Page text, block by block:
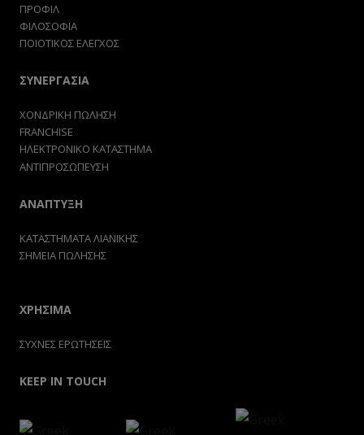
ΠΡΟΦΙΛ
ΦΙΛΟΣΟΦΙΑ
ΠΟΙΟΤΙΚΟΣ ΕΛΕΓΧΟΣ
ΣΥΝΕΡΓΑΣΙΑ
ΧΟΝΔΡΙΚΗ ΠΩΛΗΣΗ
FRANCHISE
ΗΛΕΚΤΡΟΝΙΚΟ ΚΑΤΑΣΤΗΜΑ
ΑΝΤΙΠΡΟΣΩΠΕΥΣΗ
ΑΝΑΠΤΥΞΗ
ΚΑΤΑΣΤΗΜΑΤΑ ΛΙΑΝΙΚΗΣ
ΣΗΜΕΙΑ ΠΩΛΗΣΗΣ
ΧΡΗΣΙΜΑ
ΣΥΧΝΕΣ ΕΡΩΤΗΣΕΙΣ
KEEP IN TOUCH